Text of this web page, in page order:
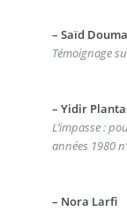
– Saïd
Témoignage
– Yidir
L’impasse :
années 1980
– Nora Larfi